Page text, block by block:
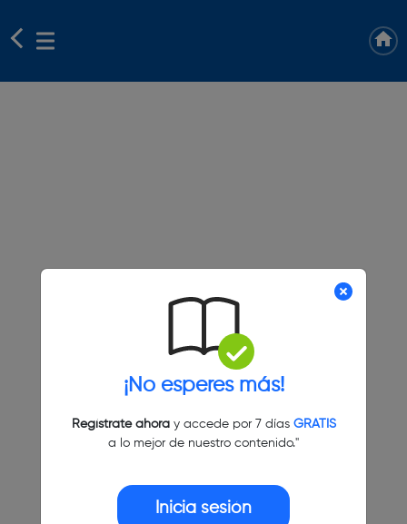
¡No esperes más!
Regístrate ahoray accede por 7 días GRATIS
a lo mejor de nuestro contenido."
Inicia sesión